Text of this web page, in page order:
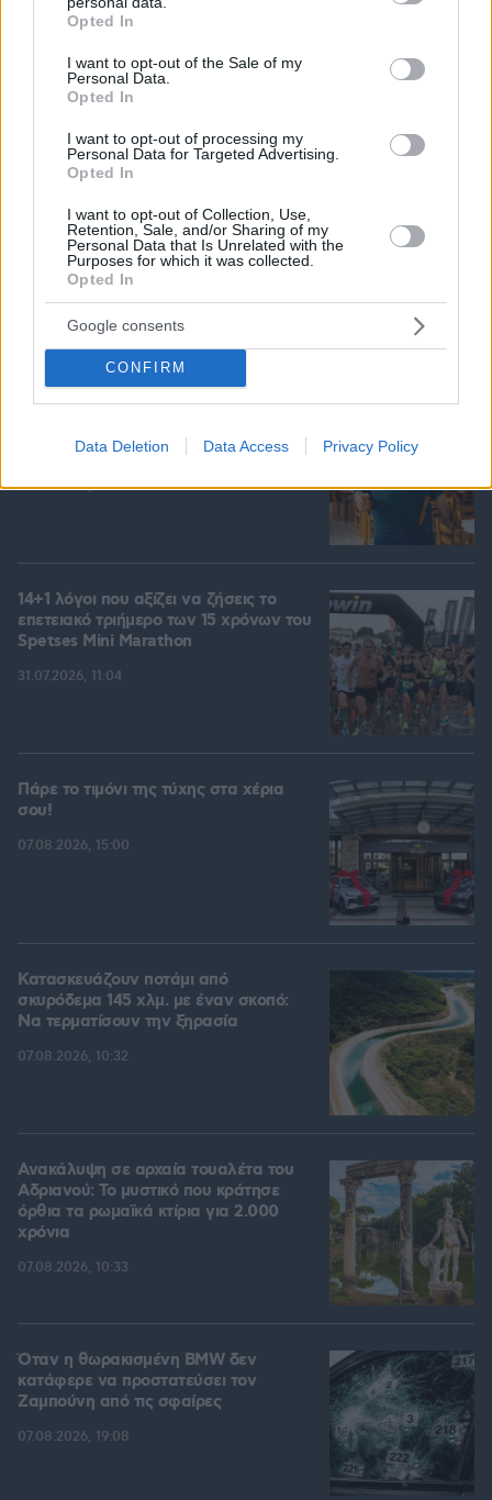
grant or deny consent to Google and its third-party tags to
use your data for below specified purposes in below Google
consent section.
Opted In
I want to opt-out of the Sale of my
Personal Data.
Opted In
I want to opt-out of processing my
Personal Data for Targeted Advertising.
Opted In
I want to opt-out of Collection, Use,
Retention, Sale, and/or Sharing of my
Personal Data that Is Unrelated with the
Purposes for which it was collected.
Opted In
Google consents
CONFIRM
Data Deletion Data Access Privacy Policy
Ο ένας άνθρωπος που η βασίλισσα Ελισάβετ δεν
θα άφηνε ποτέ να περιμένει στο τηλέφωνο
07.08.2026, 14:00
To video του Travel.gr από το ταξίδι
Άνθρωποι, ανόθευτη Φύση
07.08.2026, 12:38
14+1 λόγοι που αξίζει να ζήσεις το
επετειακό τριήμερο των 15 χρόνων του
Spetses Mini Marathon
31.07.2026, 11:04
Πάρε το τιμόνι της τύχης στα χέρια
σου!
07.08.2026, 15:00
Κατασκευάζουν ποτάμι από
σκυρόδεμα 145 χλμ. με έναν σκοπό:
Να τερματίσουν την ξηρασία
07.08.2026, 10:32
Ανακάλυψη σε αρχαία τουαλέτα του
Αδριανού: Το μυστικό που κράτησε
όρθια τα ρωμαϊκά κτίρια για 2.000
χρόνια
07.08.2026, 10:33
Όταν η θωρακισμένη BMW δεν
κατάφερε να προστατεύσει τον
Ζαμπούνη από τις σφαίρες
07.08.2026, 19:08